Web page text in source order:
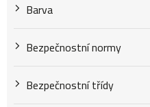
ů
Barva
Bezpečnostní normy
Bezpečnostní třídy